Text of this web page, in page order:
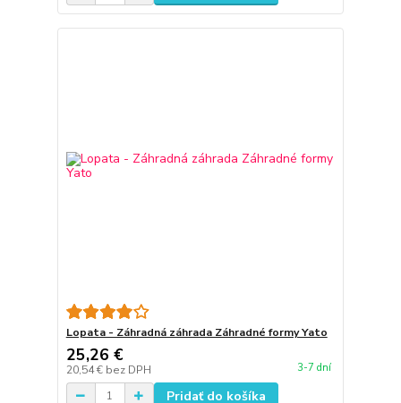
Lopata - Záhradná záhrada Záhradné formy Yato
25,26 €
20,54 € bez DPH 3-7 dní
Pridať do košíka